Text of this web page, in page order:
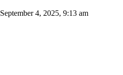
September 4, 2025, 9:13 am